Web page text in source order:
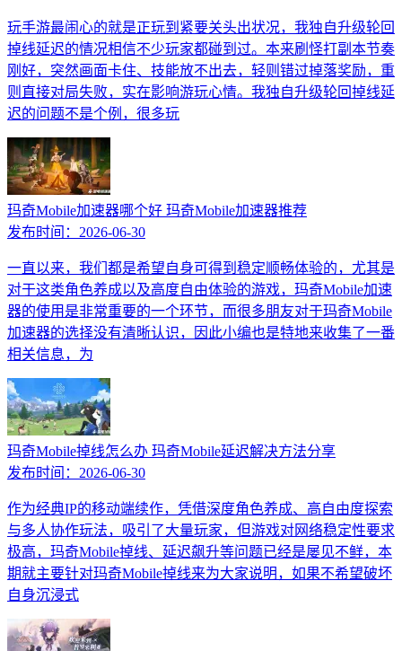
玩手游最闹心的就是正玩到紧要关头出状况，我独自升级轮回
掉线延迟的情况相信不少玩家都碰到过。本来刷怪打副本节奏
刚好，突然画面卡住、技能放不出去，轻则错过掉落奖励，重
则直接对局失败，实在影响游玩心情。我独自升级轮回掉线延
迟的问题不是个例，很多玩
玛奇Mobile加速器哪个好 玛奇Mobile加速器推荐
发布时间： 2026-06-30
一直以来，我们都是希望自身可得到稳定顺畅体验的，尤其是
对于这类角色养成以及高度自由体验的游戏，玛奇Mobile加速
器的使用是非常重要的一个环节，而很多朋友对于玛奇Mobile
加速器的选择没有清晰认识，因此小编也是特地来收集了一番
相关信息，为
玛奇Mobile掉线怎么办 玛奇Mobile延迟解决方法分享
发布时间： 2026-06-30
作为经典IP的移动端续作，凭借深度角色养成、高自由度探索
与多人协作玩法，吸引了大量玩家，但游戏对网络稳定性要求
极高，玛奇Mobile掉线、延迟飙升等问题已经是屡见不鲜，本
期就主要针对玛奇Mobile掉线来为大家说明，如果不希望破坏
自身沉浸式